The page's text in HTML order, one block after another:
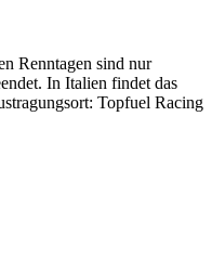
Renntagen sind nur
In Italien findet das
Topfuel Racing